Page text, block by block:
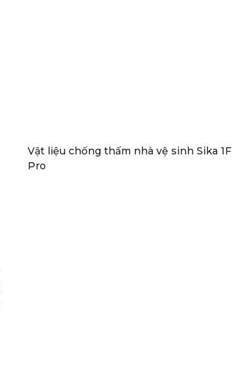
Vật liệu chống thấm nhà vệ sinh Sika 1F
Pro